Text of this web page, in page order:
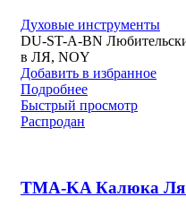
Духовые инструменты
DU-ST-A-BN
в ЛЯ, NOY
Добавить в избранное
Подробнее
Быстрый просмотр
Распродан
TMA-KA Калюка